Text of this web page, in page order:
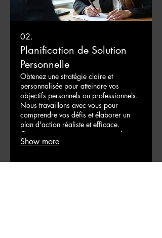
02.
Planification de Solution
Personnelle
Obtenez une stratégie claire et
personnalisée pour atteindre vos
objectifs personnels ou professionnels.
Nous travaillons avec vous pour
comprendre vos défis et élaborer un
plan d'action réaliste et efficace.
Commencez votre parcours vers le
succès dès aujourd'hui.
Show more